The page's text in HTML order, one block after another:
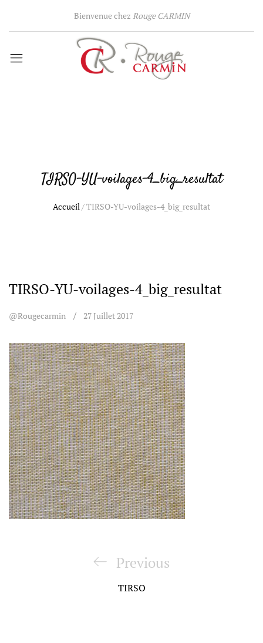
Bienvenue chez Rouge CARMIN
TIRSO-YU-voilages-4_big_resultat
Accueil/TIRSO-YU-voilages-4_big_resultat
TIRSO-YU-voilages-4_big_resultat
@rougecarmin 27 Juillet 2017
Previous
Post
Previous
TIRSO